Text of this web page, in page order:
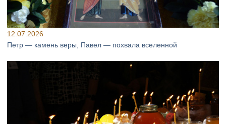
12.07.2026
Петр — камень веры, Павел — похвала вселенной